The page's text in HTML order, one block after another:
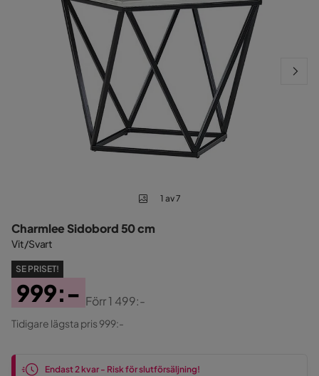
1 av 7
Charmlee Sidobord 50 cm
Vit/Svart
SE PRISET!
Pris
999:-
Original
Pris
Förr1 499:-
Tidigare lägsta pris 999:-
Endast 2 kvar - Risk för slutförsäljning!